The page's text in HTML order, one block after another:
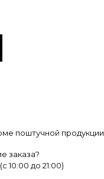
поштучной продукции.
заказа?
10:00 до 21:00)